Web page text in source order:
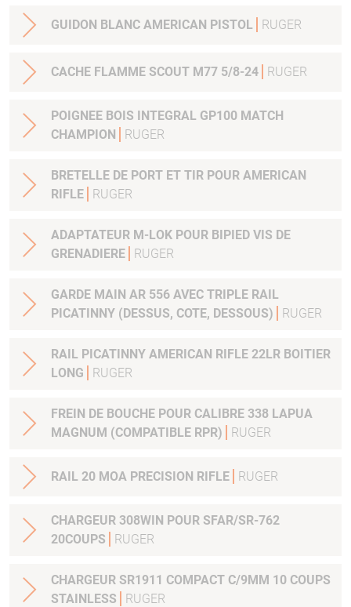
GUIDON BLANC AMERICAN PISTOL RUGER
CACHE FLAMME SCOUT M77 5/8-24 RUGER
POIGNEE BOIS INTEGRAL GP100 MATCH
CHAMPION
RUGER
BRETELLE DE PORT ET TIR POUR AMERICAN
RIFLE
RUGER
ADAPTATEUR M-LOK POUR BIPIED VIS DE
GRENADIERE
RUGER
GARDE MAIN AR 556 AVEC TRIPLE RAIL
PICATINNY (DESSUS, COTE, DESSOUS)
RUGER
RAIL PICATINNY AMERICAN RIFLE 22LR BOITIER
LONG
RUGER
FREIN DE BOUCHE POUR CALIBRE 338 LAPUA
MAGNUM (COMPATIBLE RPR)
RUGER
RAIL 20 MOA PRECISION RIFLE RUGER
CHARGEUR 308WIN POUR SFAR/SR-762
20COUPS
RUGER
CHARGEUR SR1911 COMPACT C/9MM 10 COUPS
STAINLESS
RUGER